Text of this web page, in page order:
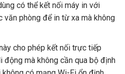
có thể kết nối máy in với
văn phòng để in từ xa mà không
cho phép kết nối trực tiếp
động mà không cần qua bộ định